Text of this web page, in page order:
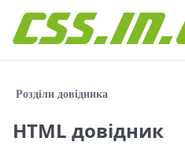
Розділи довідника
HTML довідник